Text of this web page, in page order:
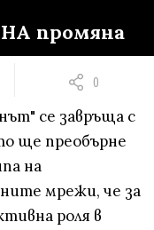
промяна
0
се завръща с
ще преобърне
на
мрежи, че за
роля в